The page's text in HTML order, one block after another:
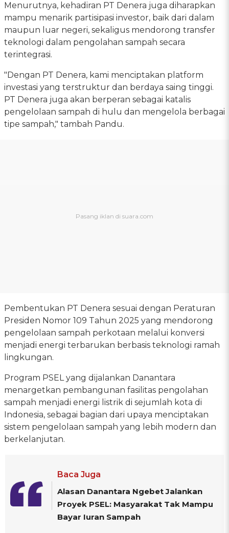
Menurutnya, kehadiran PT Denera juga diharapkan
mampu menarik partisipasi investor, baik dari dalam
maupun luar negeri, sekaligus mendorong transfer
teknologi dalam pengolahan sampah secara
terintegrasi.
"Dengan PT Denera, kami menciptakan platform
investasi yang terstruktur dan berdaya saing tinggi.
PT Denera juga akan berperan sebagai katalis
pengelolaan sampah di hulu dan mengelola berbagai
tipe sampah," tambah Pandu.
Pembentukan PT Denera sesuai dengan Peraturan
Presiden Nomor 109 Tahun 2025 yang mendorong
pengelolaan sampah perkotaan melalui konversi
menjadi energi terbarukan berbasis teknologi ramah
lingkungan.
Program PSEL yang dijalankan Danantara
menargetkan pembangunan fasilitas pengolahan
sampah menjadi energi listrik di sejumlah kota di
Indonesia, sebagai bagian dari upaya menciptakan
sistem pengelolaan sampah yang lebih modern dan
berkelanjutan.
Baca Juga
Alasan Danantara Ngebet Jalankan
Proyek PSEL: Masyarakat Tak Mampu
Bayar Iuran Sampah